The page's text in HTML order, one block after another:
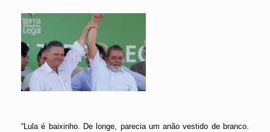
“Lula é baixinho. De longe, parecia um anão vestido de branco.